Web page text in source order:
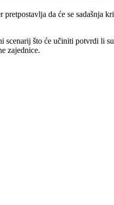
da će se sadašnja
što će učiniti potvrdi li
zajednice.